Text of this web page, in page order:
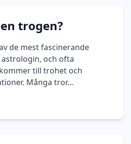
trogen?
de mest fascinerande
och ofta
till trohet och
Många tror...